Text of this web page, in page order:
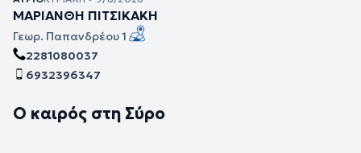
ΜΑΡΙΑΝΘΗ ΠΙΤΣΙΚΑΚΗ
Γεωρ. Παπανδρέου 1
2281080037
6932396347
Ο καιρός στη Σύρο